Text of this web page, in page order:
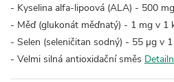
- Kyselina alfa-lipoová (ALA) - 500
- Měď (glukonát měďnatý) - 1 mg v 1
- Selen (seleničitan sodný) - 55 µg v
- Velmi silná antioxidační směs